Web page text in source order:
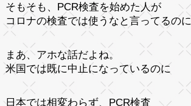
そもそも、PCR検査を始めた人が
コロナの検査では使うなと言ってるのに
まあ、アホな話だよね。
米国では既に中止になっているのに
日本では相変わらず、PCR検査